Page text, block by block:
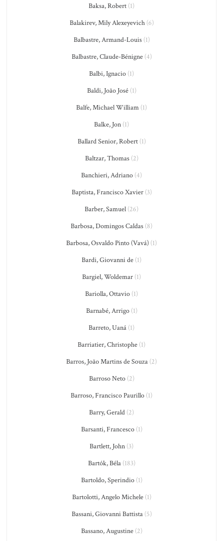
Baksa, Robert (1)
Balakirev, Mily Alexeyevich(6)
Balbastre, Armand-Louis(1)
Balbastre, Claude-Bénigne(4)
Balbi, Ignacio (1)
Baldi, João José(1)
Balfe, Michael William (1)
Balke, Jon (1)
Ballard Senior, Robert(1)
Baltzar, Thomas(2)
Banchieri, Adriano (4)
Baptista, Francisco Xavier(3)
Barber, Samuel (26)
Barbosa, Domingos Caldas (8)
Barbosa, Osvaldo Pinto (Vavá) (1)
Bardi, Giovanni de (1)
Bargiel, Woldemar (1)
Bariolla, Ottavio (1)
Barnabé, Arrigo(1)
Barreto, Uaná (1)
Barriatier, Christophe (1)
Barros, João Martins de Souza (2)
Barroso Neto(2)
Barroso, Francisco Paurillo (1)
Barry, Gerald (2)
Barsanti, Francesco(1)
Bartlett, John (3)
Bartók, Béla(183)
Bartoldo, Sperindio(1)
Bartolotti, Angelo Michele(1)
Bassani, Giovanni Battista(5)
Bassano, Augustine(2)